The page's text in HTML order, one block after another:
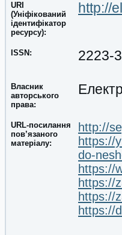
URI
(Уніфікований
ідентифікатор
ресурсу):
http://
ISSN: 2223-
Власник
авторського
права:
URL-посилання
пов’язаного
матеріалу:
http://
https://
do-
https://
https://
https://
https://